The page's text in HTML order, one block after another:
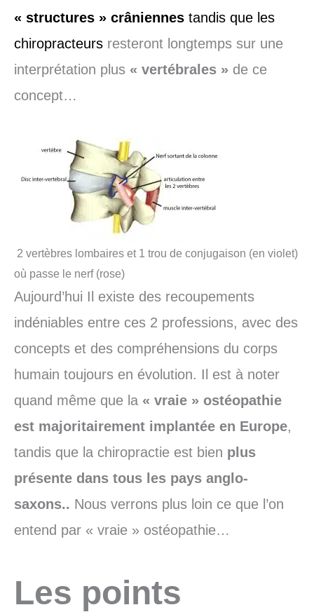
« structures » crâniennes tandis que les
chiropracteurs resteront longtemps sur une
interprétation plus « vertébrales » de ce
concept…
2 vertèbres lombaires et 1 trou de conjugaison (en violet)
où passe le nerf (rose)
Aujourd’hui Il existe des recoupements
indéniables entre ces 2 professions, avec des
concepts et des compréhensions du corps
humain toujours en évolution. Il est à noter
quand même que la « vraie » ostéopathie
est majoritairement implantée en Europe,
tandis que la chiropractie est bien plus
présente dans tous les pays anglo-
saxons.. Nous verrons plus loin ce que l’on
entend par « vraie » ostéopathie…
Les points